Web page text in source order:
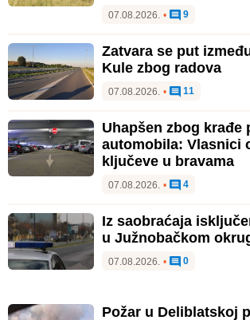
07.08.2026. • 9
Zatvara se put
Kule zbog radova
07.08.2026. • 11
Uhapšen zbog krađe
automobila: Vlasnici
ključeve u bravama
07.08.2026. • 4
Iz saobraćaja
u Južnobačkom
07.08.2026. • 0
Požar u Deliblatskoj